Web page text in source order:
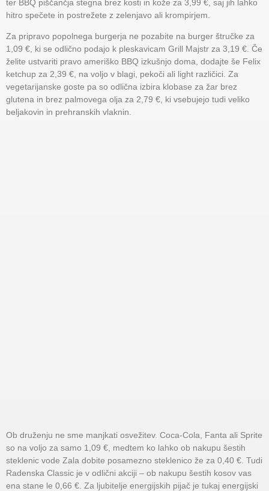
ter BBQ piščančja stegna brez kosti in kože za 3,99 €, saj jih lahko
hitro spečete in postrežete z zelenjavo ali krompirjem.
Za pripravo popolnega burgerja ne pozabite na burger štručke za
1,09 €, ki se odlično podajo k pleskavicam Grill Majstr za 3,19 €. Če
želite ustvariti pravo ameriško BBQ izkušnjo doma, dodajte še Felix
ketchup za 2,39 €, na voljo v blagi, pekoči ali light različici. Za
vegetarijanske goste pa so odlična izbira klobase za žar brez
glutena in brez palmovega olja za 2,79 €, ki vsebujejo tudi veliko
beljakovin in prehranskih vlaknin.
Ob druženju ne sme manjkati osvežitev. Coca-Cola, Fanta ali Sprite
so na voljo za samo 1,09 €, medtem ko lahko ob nakupu šestih
steklenic vode Zala dobite posamezno steklenico že za 0,40 €. Tudi
Radenska Classic je v odlični akciji – ob nakupu šestih kosov vas
ena stane le 0,66 €. Za ljubitelje energijskih pijač je tukaj energijski